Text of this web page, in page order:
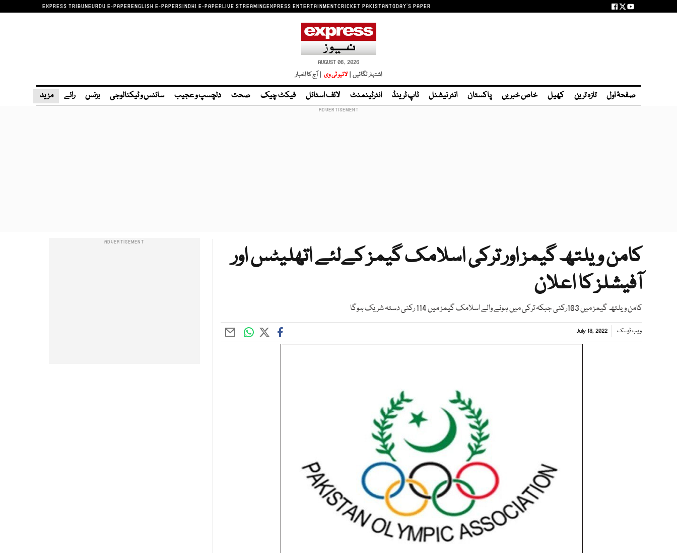
EXPRESS TRIBUNEURDU E-PAPERENGLISH E-PAPERSINDHI E-PAPERLIVE STREAMINGEXPRESS ENTERTAINMENTCRICKET PAKISTANTODAY'S PAPER
AUGUST 06, 2026
اشتہار لگائیں | لائیو ٹی وی | آج کا اخبار
صفحۂ اول تازہ ترین کھیل خاص خبریں پاکستان انٹر نیشنل ٹاپ ٹرینڈ انٹرٹینمنٹ لائف اسٹائل فیکٹ چیک صحت دلچسپ و عجیب سائنس و ٹیکنالوجی بزنس رائے مزید
کامن ویلتھ گیمز اور ترکی اسلامک گیمز کےلئے اتھلیٹس اور
آفیشلز کا اعلان
کامن ویلتھ گیمز میں 103رکنی جبکہ ترکی میں ہونے والے اسلامک گیمز میں 114 رکنی دستہ شریک ہوگا
ویب ڈیسک July 18, 2022